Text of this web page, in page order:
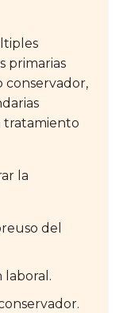
primarias
conservador,
tratamiento
la
del
laboral.